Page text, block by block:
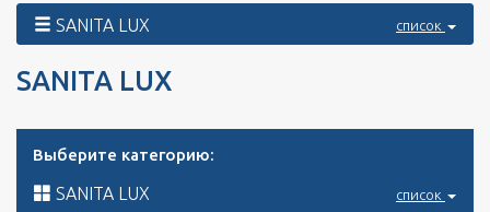
SANITA LUX список
SANITA LUX
Выберите категорию:
SANITA LUX список